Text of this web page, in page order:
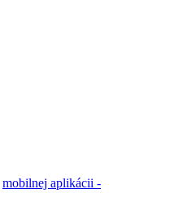
mobilnej aplikácii -